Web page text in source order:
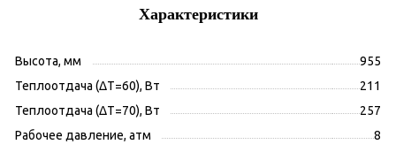
Характеристики
Высота, мм
955
Теплоотдача (ΔT=60), Вт
211
Теплоотдача (ΔT=70), Вт
257
Рабочее давление, атм
8